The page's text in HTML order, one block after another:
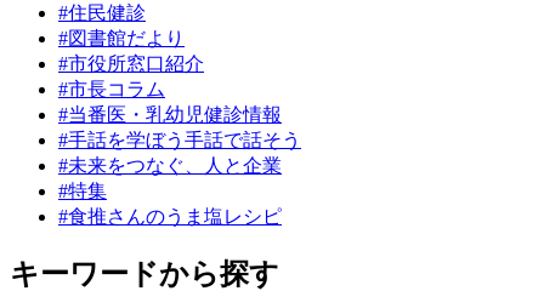
#住民健診
#図書館だより
#市役所窓口紹介
#市長コラム
#当番医・乳幼児健診情報
#手話を学ぼう手話で話そう
#未来をつなぐ、人と企業
#特集
#食推さんのうま塩レシピ
キーワードから探す